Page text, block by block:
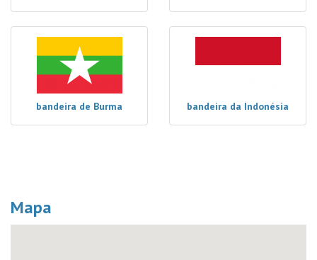
bandeira de Burma bandeira da Indonésia
Mapa